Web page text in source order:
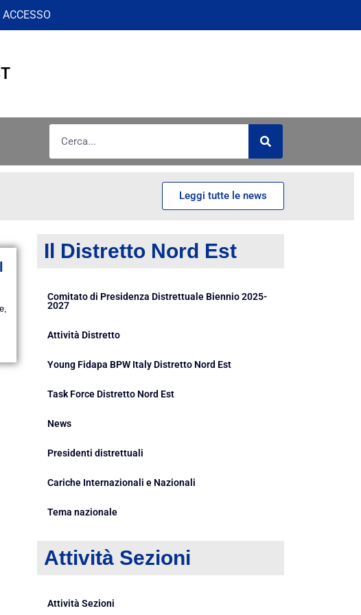
ACCESSO
Leggi tutte le news
Il Distretto Nord Est
Comitato di Presidenza Distrettuale Biennio 2025-
2027
Attività Distretto
Young Fidapa BPW Italy Distretto Nord Est
Task Force Distretto Nord Est
News
Presidenti distrettuali
Cariche Internazionali e Nazionali
Tema nazionale
Attività Sezioni
Attività Sezioni